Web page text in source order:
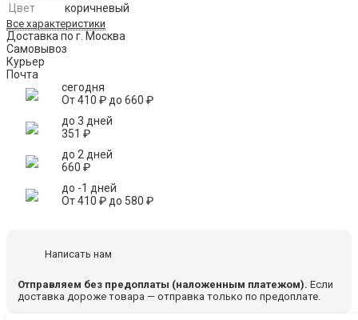
Цвет
коричневый
Все характеристики
Доставка по г. Москва
Самовывоз
Курьер
Почта
сегодня
От410 ₽до 660 ₽
до 3 дней
351 ₽
до 2 дней
660 ₽
до -1 дней
От410 ₽до 580 ₽
Написать нам
Отправляем без предоплаты (наложенным платежом). Если
доставка дороже товара — отправка только по предоплате.